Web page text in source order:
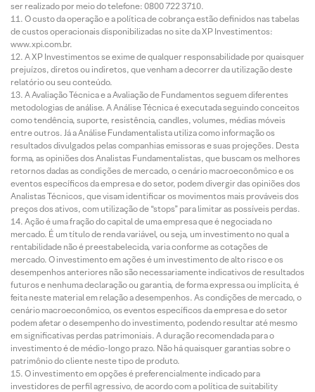
ser realizado por meio do telefone: 0800 722 3710.
O custo da operação e a política de cobrança estão definidos nas tabelas
de custos operacionais disponibilizadas no site da XP Investimentos:
www.xpi.com.br.
A XP Investimentos se exime de qualquer responsabilidade por quaisquer
prejuízos, diretos ou indiretos, que venham a decorrer da utilização deste
relatório ou seu conteúdo.
A Avaliação Técnica e a Avaliação de Fundamentos seguem diferentes
metodologias de análise. A Análise Técnica é executada seguindo conceitos
como tendência, suporte, resistência, candles, volumes, médias móveis
entre outros. Já a Análise Fundamentalista utiliza como informação os
resultados divulgados pelas companhias emissoras e suas projeções. Desta
forma, as opiniões dos Analistas Fundamentalistas, que buscam os melhores
retornos dadas as condições de mercado, o cenário macroeconômico e os
eventos específicos da empresa e do setor, podem divergir das opiniões dos
Analistas Técnicos, que visam identificar os movimentos mais prováveis dos
preços dos ativos, com utilização de “stops” para limitar as possíveis perdas.
Ação é uma fração do capital de uma empresa que é negociada no
mercado. É um título de renda variável, ou seja, um investimento no qual a
rentabilidade não é preestabelecida, varia conforme as cotações de
mercado. O investimento em ações é um investimento de alto risco e os
desempenhos anteriores não são necessariamente indicativos de resultados
futuros e nenhuma declaração ou garantia, de forma expressa ou implícita, é
feita neste material em relação a desempenhos. As condições de mercado, o
cenário macroeconômico, os eventos específicos da empresa e do setor
podem afetar o desempenho do investimento, podendo resultar até mesmo
em significativas perdas patrimoniais. A duração recomendada para o
investimento é de médio-longo prazo. Não há quaisquer garantias sobre o
patrimônio do cliente neste tipo de produto.
O investimento em opções é preferencialmente indicado para
investidores de perfil agressivo, de acordo com a política de suitability